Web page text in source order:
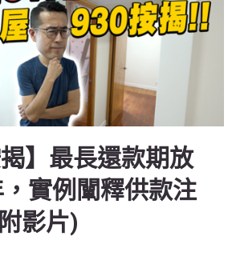
揭】最長還款期放
實例闡釋供款注
影片)